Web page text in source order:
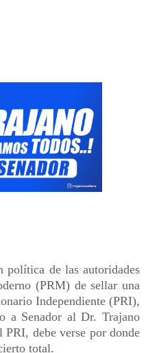
de las autoridades
(PRM) de sellar una
Independiente (PRI),
a Senador al Dr. Trajano
PRI, debe verse por donde
total.